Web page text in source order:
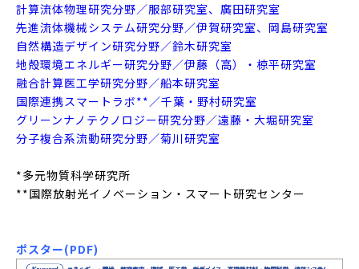
計算流体物理研究分野／服部研究室、廣田研究室
先進流体機械システム研究分野／伊賀研究室、岡島研究室
自然構造デザイン研究分野／鈴木研究室
地殻環境エネルギー研究分野／伊藤（高）・椋平研究室
融合計算医工学研究分野／船本研究室
国際連携スマートラボ**／千葉・野村研究室
グリーンナノテクノロジー研究分野／遠藤・大堀研究室
分子複合系流動研究分野／菊川研究室
*多元物質科学研究所
**国際放射光イノベーション・スマート研究センター
ポスター(PDF)